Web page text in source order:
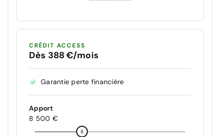
CRÉDIT ACCESS
Dès 388 €/mois
Garantie perte financière
Apport
8 500 €